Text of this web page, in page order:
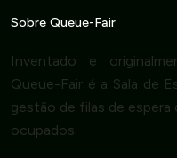
Sobre Queue-Fair
Inventado e
Queue-Fair é a Sala de
gestão de filas de espera
ocupados.